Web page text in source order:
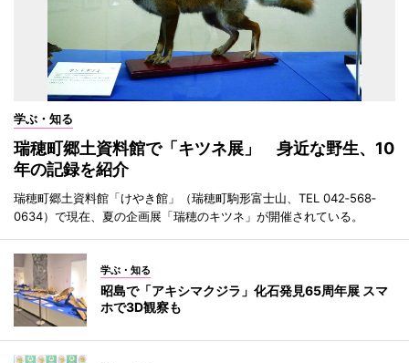
学ぶ・知る
瑞穂町郷土資料館で「キツネ展」 身近な野生、10
年の記録を紹介
瑞穂町郷土資料館「けやき館」（瑞穂町駒形富士山、TEL 042‐568‐
0634）で現在、夏の企画展「瑞穂のキツネ」が開催されている。
学ぶ・知る
昭島で「アキシマクジラ」化石発見65周年展 スマ
ホで3D観察も